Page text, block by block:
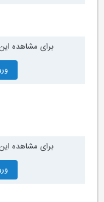
برای مشاهده این
ورود
برای مشاهده این
ورود